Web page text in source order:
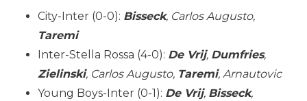
City-Inter (0-0): Bisseck, Carlos Augusto,
Taremi
Inter-Stella Rossa (4-0): De Vrij, Dumfries,
Zielinski, Carlos Augusto, Taremi, Arnautovic
Young Boys-Inter (0-1): De Vrij, Bisseck,